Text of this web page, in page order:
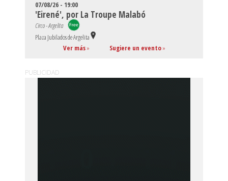
07/08/26 - 19:00
'Eirené', por La Troupe Malabó
Circo - Argelita
Plaza Jubilados de Argelita
Ver más» Sugiere un evento»
PUBLICIDAD